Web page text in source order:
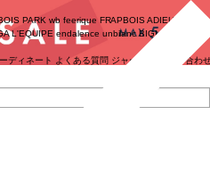
PARK wb feerique FRAPBOIS ADIEU
L'EQUIPE endalence unbilanc BIGI online store
ディネート よくある質問 ジャーナル お問い合わ